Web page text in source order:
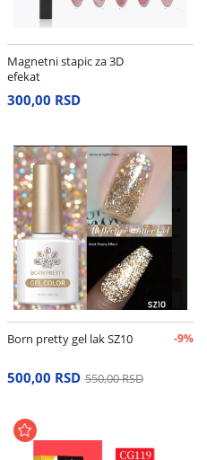
Magnetni stapic za 3D
efekat
300,00 RSD
Born pretty gel lak SZ10 -9%
500,00 RSD 550,00 RSD